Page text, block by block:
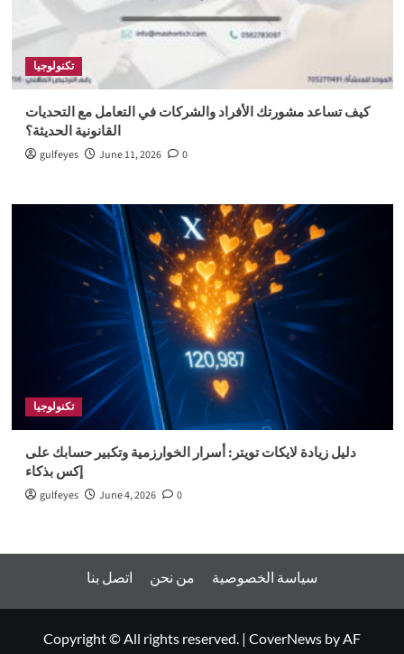
تكنولوجيا
كيف تساعد مشورتك الأفراد والشركات في التعامل مع التحديات
القانونية الحديثة؟
gulfeyes June 11, 2026 0
تكنولوجيا
دليل زيادة لايكات تويتر: أسرار الخوارزمية وتكبير حسابك على
إكس بذكاء
gulfeyes June 4, 2026 0
اتصل بنا من نحن سياسة الخصوصية
Copyright © All rights reserved. | CoverNews by AF